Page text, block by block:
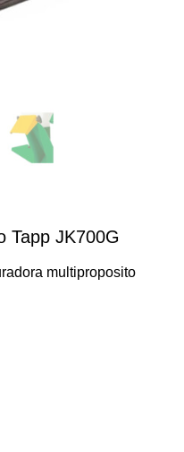
Tapp JK700G
multiproposito